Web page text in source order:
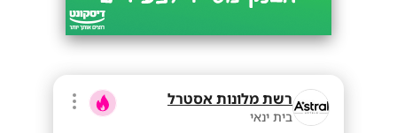
רשת מלונות אסטרל
בית ינאי